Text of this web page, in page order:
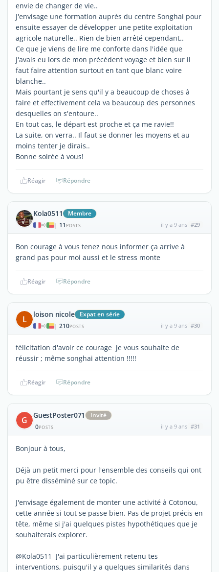
envie de changer de vie..
J'envisage une formation auprès du centre Songhai pour
ensuite essayer de développer une petite exploitation
agricole naturelle.. Rien de bien arrêté cependant..
Ce que je viens de lire me conforte dans l'idée que
j'avais eu lors de mon précédent voyage et bien sur il
faut faire attention surtout en tant que blanc voire
blanche..
Mais pourtant je sens qu'il y a beaucoup de choses à
faire et effectivement cela va beaucoup des personnes
desquelles on s'entoure..
En tout cas, le départ est proche et ça me ravie!!
La suite, on verra.. Il faut se donner les moyens et au
moins tenter je dirais..
Bonne soirée à vous!
Réagir Répondre
Kola0511 Membre
| 11 POSTS il y a 9 ans #29
Bon courage à vous tenez nous informer ça arrive à
grand pas pour moi aussi et le stress monte
Réagir Répondre
L loison nicole Expat en série
| 210POSTS il y a 9 ans #30
félicitation d'avoir ce courage je vous souhaite de
réussir ; même songhai attention !!!!!
Réagir Répondre
G GuestPoster071
Invité
0POSTS il y a 9 ans #31
Bonjour à tous,
Déjà un petit merci pour l'ensemble des conseils qui ont
pu être disséminé sur ce topic.
J'envisage également de monter une activité à Cotonou,
cette année si tout se passe bien. Pas de projet précis en
tête, même si j'ai quelques pistes hypothétiques que je
souhaiterais explorer.
@Kola0511 J'ai particulièrement retenu tes
interventions, puisqu'il y a quelques similarités dans